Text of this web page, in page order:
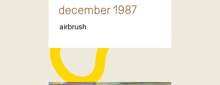
december 1987
airbrush